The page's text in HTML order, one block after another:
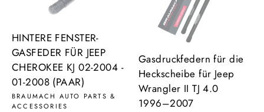
HINTERE FENSTER-
GASFEDER FÜR JEEP
CHEROKEE KJ 02-2004 -
01-2008 (PAAR)
BRAUMACH AUTO PARTS &
ACCESSORIES
Gasdruckfedern für die
Heckscheibe für Jeep
Wrangler II TJ 4.0
1996–2007